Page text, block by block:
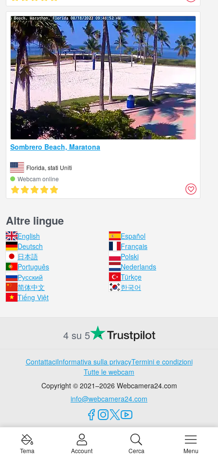
Sombrero Beach, Maratona
Florida, stati Uniti
Webcam online
Altre lingue
English
Español
Deutsch
Français
日本語
Polski
Português
Nederlands
Русский
Türkçe
简体中文
한국어
Tiếng Việt
4 su 5
ContattaciInformativa sulla privacyTermini e condizioni
Tutte le webcam
Copyright © 2021–2026 Webcamera24.com
info@webcamera24.com
Tema Account Cerca Menu